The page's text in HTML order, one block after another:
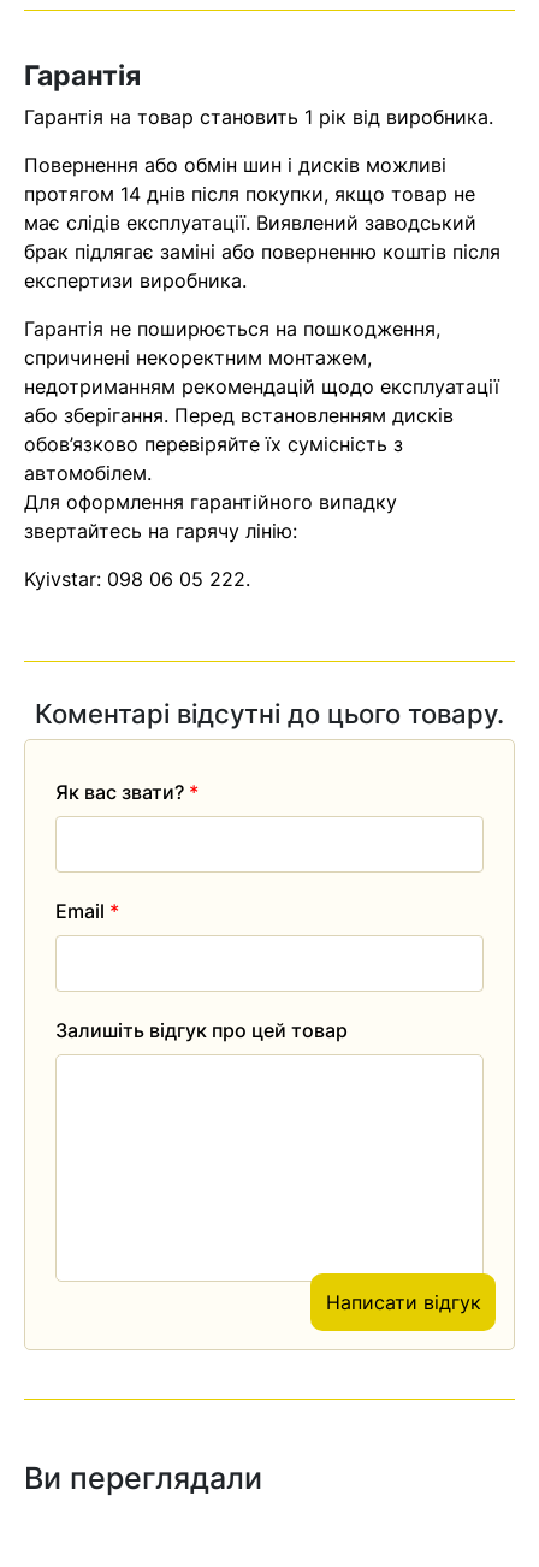
Помилка:Contact form не
Оператор зв’яжеться з вами
Гарантія
Гарантія на товар становить 1 рік від виробника.
Повернення або обмін шин і дисків можливі
протягом 14 днів після покупки, якщо товар не
має слідів експлуатації. Виявлений заводський
брак підлягає заміні або поверненню коштів після
експертизи виробника.
Гарантія не поширюється на пошкодження,
спричинені некоректним монтажем,
недотриманням рекомендацій щодо експлуатації
або зберігання. Перед встановленням дисків
обов’язково перевіряйте їх сумісність з
автомобілем.
Для оформлення гарантійного випадку
звертайтесь на гарячу лінію:
Kyivstar: 098 06 05 222.
Коментарі відсутні до цього товару.
Залишіть відгук про цей товар
Як вас звати? *
Email *
Написати відгук
Ви переглядали